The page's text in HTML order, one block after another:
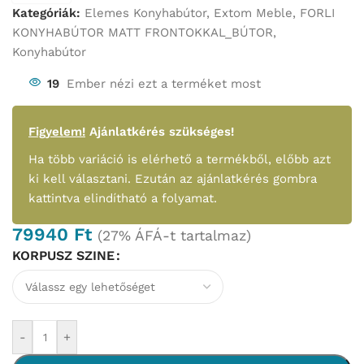
Kategóriák: Elemes Konyhabútor, Extom Meble, FORLI
KONYHABÚTOR MATT FRONTOKKAL_BÚTOR,
Konyhabútor
19 Ember nézi ezt a terméket most
Figyelem! Ajánlatkérés szükséges!
Ha több variáció is elérhető a termékből, előbb azt
ki kell választani. Ezután az ajánlatkérés gombra
kattintva elindítható a folyamat.
79940 Ft (27% ÁFÁ-t tartalmaz)
KORPUSZ SZINE
- +